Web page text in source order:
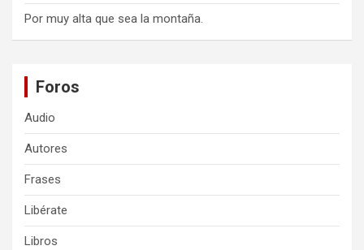
Por muy alta que sea la montaña.
Foros
Audio
Autores
Frases
Libérate
Libros